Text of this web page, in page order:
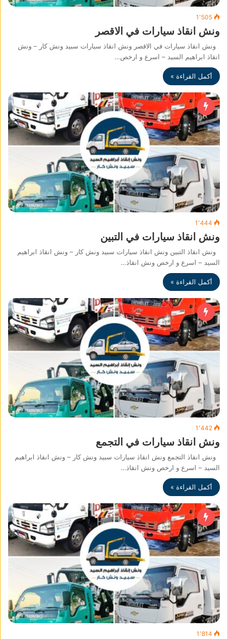
1٬505
ونش انقاذ سيارات في الاقصر
ونش انقاذ سيارات في الاقصر ونش انقاذ سيارات سبيد ونش كار – ونش
انقاذ ابراهيم السيد – اسرع و ارخص…
أكمل القراءة »
1٬444
ونش انقاذ سيارات في التبين
ونش انقاذ التبين ونش انقاذ سيارات سبيد ونش كار – ونش انقاذ ابراهيم
السيد – اسرع و ارخص ونش انقاذ…
أكمل القراءة »
1٬442
ونش انقاذ سيارات في التجمع
ونش انقاذ التجمع ونش انقاذ سيارات سبيد ونش كار – ونش انقاذ ابراهيم
السيد – اسرع و ارخص ونش انقاذ…
أكمل القراءة »
1٬814